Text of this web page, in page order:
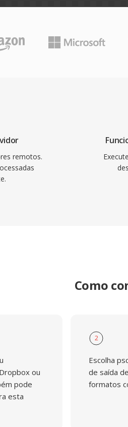
remotos.
Como
ou
pode
esta
2
Escolha
de saída
formatos